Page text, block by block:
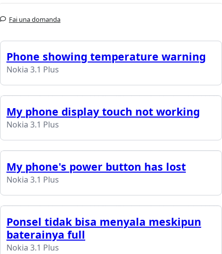
Fai una domanda
Phone showing temperature warning
Nokia 3.1 Plus
My phone display touch not working
Nokia 3.1 Plus
My phone's power button has lost
Nokia 3.1 Plus
Ponsel tidak bisa menyala meskipun
baterainya full
Nokia 3.1 Plus